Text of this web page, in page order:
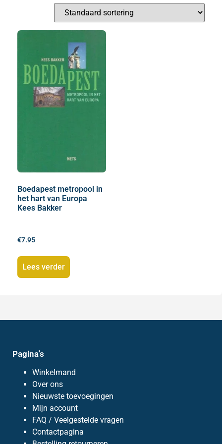
Boedapest metropool in
het hart van Europa
Kees Bakker
€7.95
Lees verder
Pagina's
Winkelmand
Over ons
Nieuwste toevoegingen
Mijn account
FAQ / Veelgestelde vragen
Contactpagina